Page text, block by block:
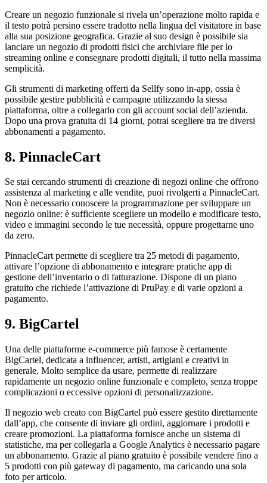
Creare un negozio funzionale si rivela un’operazione molto rapida e
il testo potrà persino essere tradotto nella lingua del visitatore in base
alla sua posizione geografica. Grazie al suo design è possibile sia
lanciare un negozio di prodotti fisici che archiviare file per lo
streaming online e consegnare prodotti digitali, il tutto nella massima
semplicità.
Gli strumenti di marketing offerti da Sellfy sono in-app, ossia è
possibile gestire pubblicità e campagne utilizzando la stessa
piattaforma, oltre a collegarlo con gli account social dell’azienda.
Dopo una prova gratuita di 14 giorni, potrai scegliere tra tre diversi
abbonamenti a pagamento.
8. PinnacleCart
Se stai cercando strumenti di creazione di negozi online che offrono
assistenza al marketing e alle vendite, puoi rivolgerti a PinnacleCart.
Non è necessario conoscere la programmazione per sviluppare un
negozio online: è sufficiente scegliere un modello e modificare testo,
video e immagini secondo le tue necessità, oppure progettarne uno
da zero.
PinnacleCart permette di scegliere tra 25 metodi di pagamento,
attivare l’opzione di abbonamento e integrare pratiche app di
gestione dell’inventario o di fatturazione. Dispone di un piano
gratuito che richiede l’attivazione di PruPay e di varie opzioni a
pagamento.
9. BigCartel
Una delle piattaforme e-commerce più famose è certamente
BigCartel, dedicata a influencer, artisti, artigiani e creativi in
generale. Molto semplice da usare, permette di realizzare
rapidamente un negozio online funzionale e completo, senza troppe
complicazioni o eccessive opzioni di personalizzazione.
Il negozio web creato con BigCartel può essere gestito direttamente
dall’app, che consente di inviare gli ordini, aggiornare i prodotti e
creare promozioni. La piattaforma fornisce anche un sistema di
statistiche, ma per collegarla a Google Analytics è necessario pagare
un abbonamento. Grazie al piano gratuito è possibile vendere fino a
5 prodotti con più gateway di pagamento, ma caricando una sola
foto per articolo.